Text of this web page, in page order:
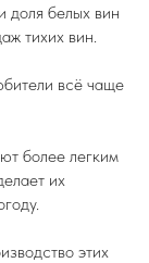
доля белых вин
тихих вин.
всё чаще
более легким
их
этих